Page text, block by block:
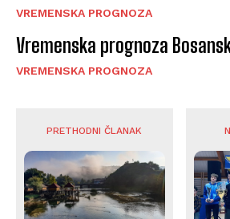
VREMENSKA PROGNOZA
Vremenska prognoza
VREMENSKA PROGNOZA
PRETHODNI ČLANAK